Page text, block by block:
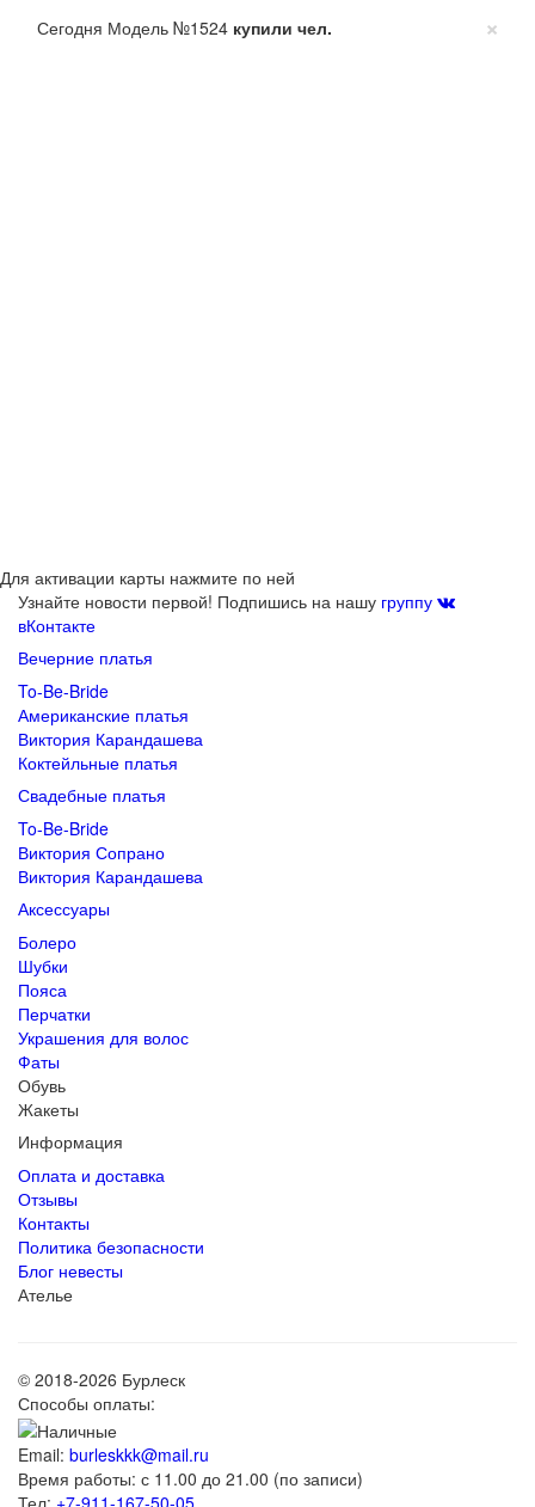
×
Сегодня Модель №1524 купили чел.
Для активации карты нажмите по ней
Узнайте новости первой! Подпишись на нашу группу
вКонтакте
Вечерние платья
To-Be-Bride
Американские платья
Виктория Карандашева
Коктейльные платья
Свадебные платья
To-Be-Bride
Виктория Сопрано
Виктория Карандашева
Аксессуары
Болеро
Шубки
Пояса
Перчатки
Украшения для волос
Фаты
Обувь
Жакеты
Информация
Оплата и доставка
Отзывы
Контакты
Политика безопасности
Блог невесты
Ателье
© 2018-2026 Бурлеск
Способы оплаты:
Email: burleskkk@mail.ru
Время работы: с 11.00 до 21.00 (по записи)
Тел: +7-911-167-50-05